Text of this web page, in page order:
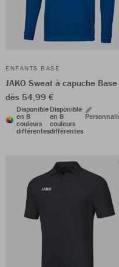
ENFANTS BASE
JAKO Sweat à capuche Base
dès 54,99 €
Disponible
en 8
couleurs
différentes
Disponible
en 8
couleurs
différentes